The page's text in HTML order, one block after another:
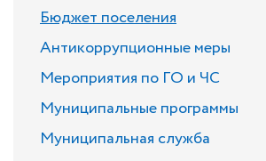
Бюджет поселения
Антикоррупционные меры
Мероприятия по ГО и ЧС
Муниципальные программы
Муниципальная служба